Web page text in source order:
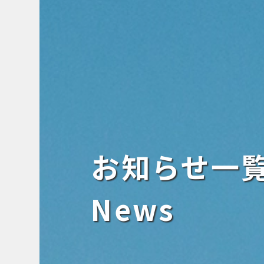
お知らせ一
News